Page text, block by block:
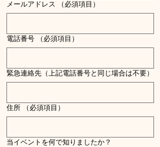
メールアドレス （必須項目）
電話番号 （必須項目）
緊急連絡先（上記電話番号と同じ場合は不要）
住所 （必須項目）
当イベントを何で知りましたか？